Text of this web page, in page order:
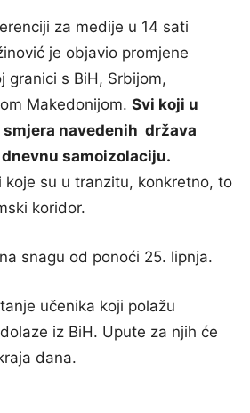
za medije u 14 sati
je objavio promjene
granici s BiH, Srbijom,
Makedonijom. Svi koji u
navedenih država
samoizolaciju.
koje su u tranzitu, konkretno, to
koridor.
snagu od ponoći 25. lipnja.
učenika koji polažu
iz BiH. Upute za njih će
dana.